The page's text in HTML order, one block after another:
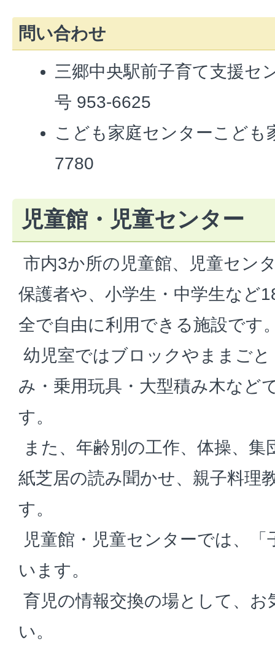
問い合わせ
三郷中央駅前子育て支援セ
号 953-6625
こども家庭センターこど
7780
児童館・児童センター
市内3か所の児童館、児童セン
保護者や、小学生・中学生など
全で自由に利用できる施設です
幼児室ではブロックやままご
み・乗用玩具・大型積み木など
す。
また、年齢別の工作、体操、
紙芝居の読み聞かせ、親子料理
す。
児童館・児童センターでは、
います。
育児の情報交換の場として、
い。